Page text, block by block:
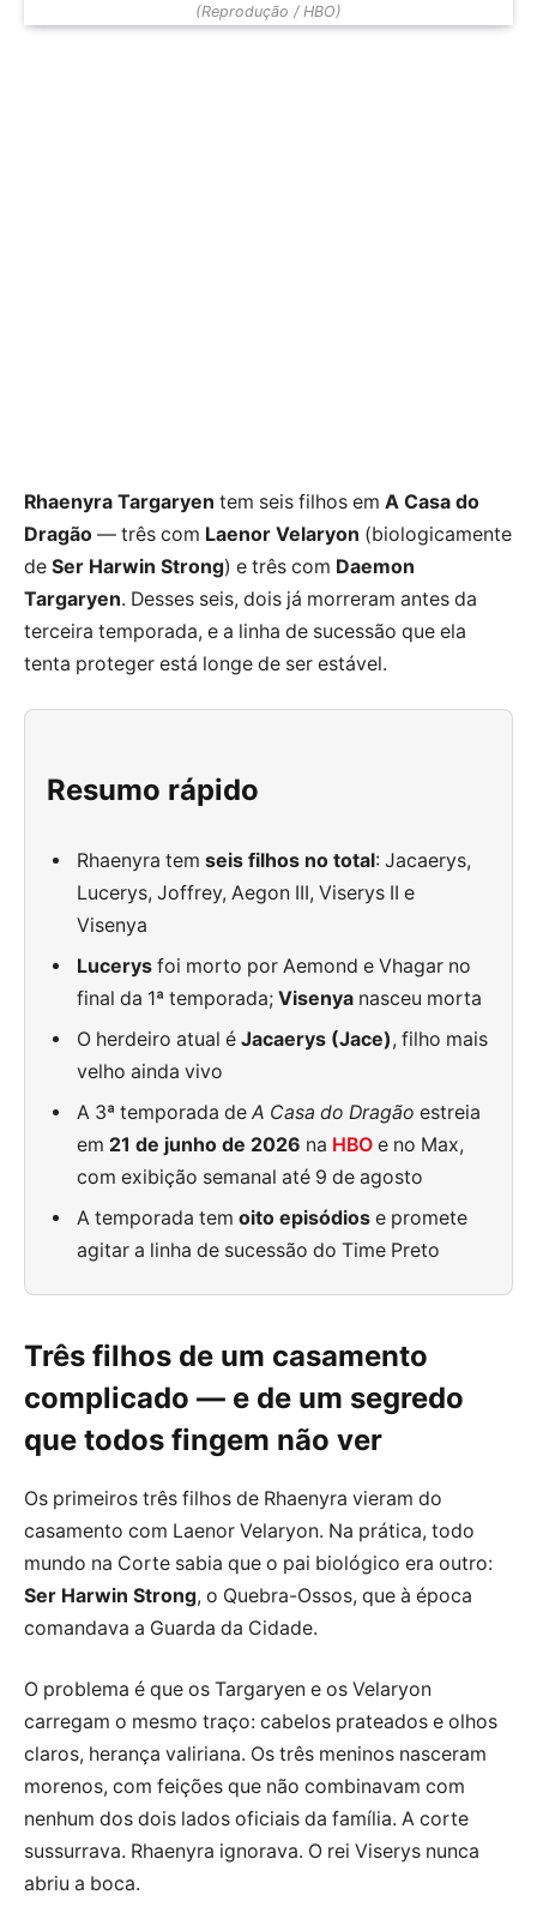
(Reprodução / HBO)
Rhaenyra Targaryen tem seis filhos em A Casa do
Dragão — três com Laenor Velaryon (biologicamente
de Ser Harwin Strong) e três com Daemon
Targaryen. Desses seis, dois já morreram antes da
terceira temporada, e a linha de sucessão que ela
tenta proteger está longe de ser estável.
Resumo rápido
Rhaenyra temseis filhos no total: Jacaerys,
Lucerys, Joffrey, Aegon III, Viserys II e
Visenya
Lucerys foi morto por Aemond e Vhagar no
final da 1ª temporada;Visenya nasceu morta
O herdeiro atual éJacaerys (Jace), filho mais
velho ainda vivo
A 3ª temporada deA Casa do Dragão estreia
em 21 de junho de 2026 na HBO e no Max,
com exibição semanal até 9 de agosto
A temporada temoito episódios e promete
agitar a linha de sucessão do Time Preto
Três filhos de um casamento
complicado — e de um segredo
que todos fingem não ver
Os primeiros três filhos de Rhaenyra vieram do
casamento com Laenor Velaryon. Na prática, todo
mundo na Corte sabia que o pai biológico era outro:
Ser Harwin Strong, o Quebra-Ossos, que à época
comandava a Guarda da Cidade.
O problema é que os Targaryen e os Velaryon
carregam o mesmo traço: cabelos prateados e olhos
claros, herança valiriana. Os três meninos nasceram
morenos, com feições que não combinavam com
nenhum dos dois lados oficiais da família. A corte
sussurrava. Rhaenyra ignorava. O rei Viserys nunca
abriu a boca.